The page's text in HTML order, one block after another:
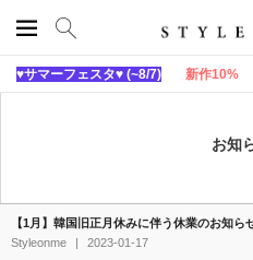
♥サマーフェスタ♥ (~8/7) 新作10%
お知
【1月】韓国旧正月休みに伴う休業のお知ら
Styleonme
| 2023-01-17